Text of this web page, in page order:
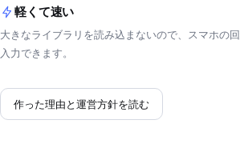
軽くて速い
大きなライブラリを読み込まないので、スマホの
入力できます。
作った理由と運営方針を読む